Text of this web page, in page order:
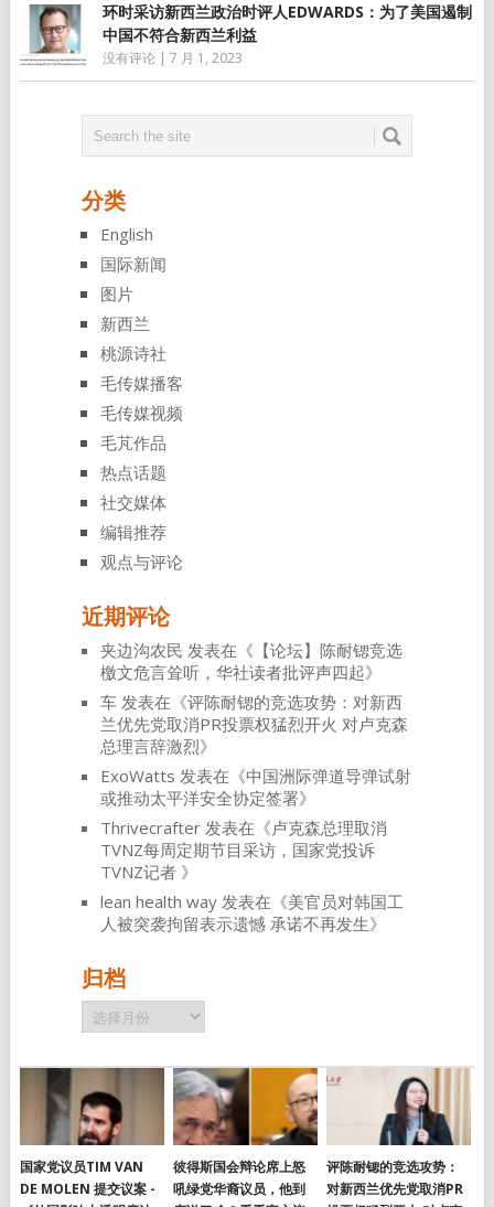
环时采访新西兰政治时评人EDWARDS：为了美国遏制
中国不符合新西兰利益
没有评论 | 7 月 1, 2023
分类
English
国际新闻
图片
新西兰
桃源诗社
毛传媒播客
毛传媒视频
毛芃作品
热点话题
社交媒体
编辑推荐
观点与评论
近期评论
夹边沟农民 发表在《 【论坛】陈耐锶竞选
檄文危言耸听，华社读者批评声四起》
车发表在《评陈耐锶的竞选攻势：对新西
兰优先党取消PR投票权猛烈开火 对卢克森
总理言辞激烈》
ExoWatts 发表在《中国洲际弹道导弹试射
或推动太平洋安全协定签署》
Thrivecrafter发表在《卢克森总理取消
TVNZ每周定期节目采访，国家党投诉
TVNZ记者 》
lean health way发表在《美官员对韩国工
人被突袭拘留表示遗憾 承诺不再发生》
归档
归
档
国家党议员TIM VAN
DE MOLEN 提交议案 -
彼得斯国会辩论席上怒
吼绿党华裔议员，他到
评陈耐锶的竞选攻势：
对新西兰优先党取消PR